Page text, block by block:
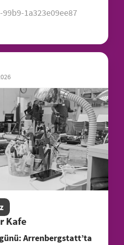
1a323e09ee87
Kafe
Arrenbergstatt’ta